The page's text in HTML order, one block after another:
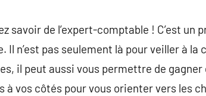
savoir de l’expert-comptable ! C’est
Il n’est pas seulement là pour veiller à
il peut aussi vous permettre de
à vos côtés pour vous orienter vers les